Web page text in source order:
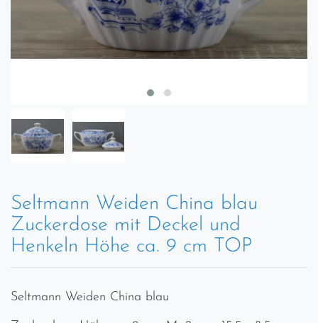
Seltmann Weiden China blau
Zuckerdose mit Deckel und
Henkeln Höhe ca. 9 cm TOP
Seltmann Weiden China blau